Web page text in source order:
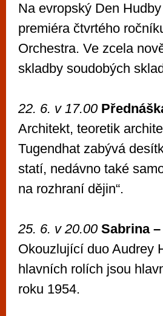
Na evropský Den
premiéra čtvrtého
Orchestra. Ve zcela
skladby soudobých
22. 6. v 17.00
Architekt, teoretik
Tugendhat zabývá
statí, nedávno také
na rozhraní dějin“.
25. 6. v 20.00 Sabrina
Okouzlující duo Audrey
hlavních rolích jsou
roku 1954.